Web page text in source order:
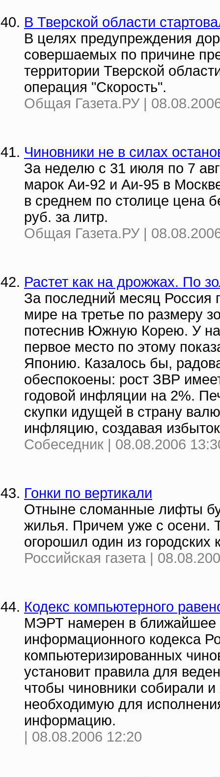
В Тверской области
В целях предупреждения
совершаемых по причине
территории Тверской
операция "Скорость".
Общая Газета.РУ |
Чиновники не в силах
За неделю с 31 июля по 7
марок Аи-92 и Аи-95 в
в среднем по столице цена
руб. за литр.
Общая Газета.РУ |
Растет как на дрожжах. По
За последний месяц Россия
мире на третье по размеру
потеснив Южную Корею. У
первое место по этому
Японию. Казалось бы,
обеспокоены: рост ЗВР
годовой инфляции на 2%.
скупки идущей в страну
инфляцию, создавая
Собеседник | 08.08.2006
Гонки по вертикали
Отныне сломанные лифты
жилья. Причем уже с осени.
огорошил один из городских
Российская газета |
Кодекс компьютерного
МЭРТ намерен в ближайшее
информационного кодекса
компьютеризированных
установит правила для
чтобы чиновники собирали
необходимую для
информацию.
| 08.08.2006 12:20